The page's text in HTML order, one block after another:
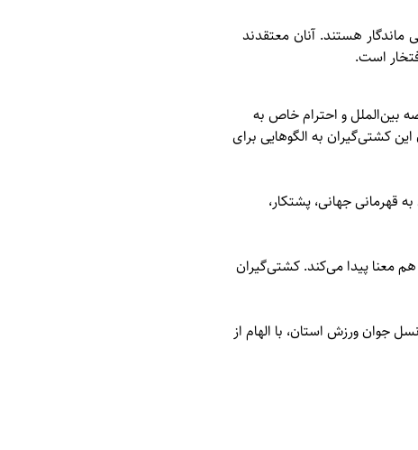
ماندگار هستند. آنان معتقدند
است.
بین‌الملل و احترام خاص به
کشتی‌گیران به الگوهایی برای
قهرمانی جهانی، پشتکار،
معنا پیدا می‌کند. کشتی‌گیران
جوان ورزش استان، با الهام از